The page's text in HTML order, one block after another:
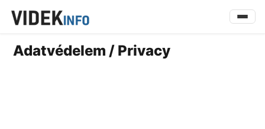
Adatvédelem / Privacy